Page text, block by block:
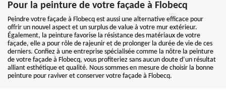
Pour la peinture de votre façade à Flobecq
Peindre votre façade à Flobecq est aussi une alternative efficace pour
offrir un nouvel aspect et un surplus de value à votre mur extérieur.
Également, la peinture favorise la résistance des matériaux de votre
façade, elle a pour rôle de rajeunir et de prolonger la durée de vie de ces
derniers. Confiez à une entreprise spécialisée comme la nôtre la peinture
de votre façade à Flobecq, vous profiteriez sans aucun doute d’un résultat
alliant esthétique et qualité. Nous sommes en mesure de choisir la bonne
peinture pour raviver et conserver votre façade à Flobecq.